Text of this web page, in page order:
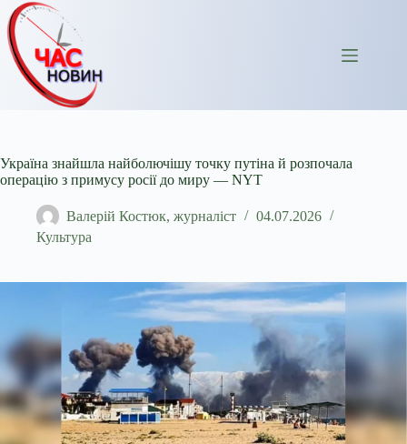
Перейти
до
вмісту
Україна знайшла найболючішу точку путіна й розпочала
операцію з примусу росії до миру — NYT
Валерій Костюк, журналіст
04.07.2026
Культура